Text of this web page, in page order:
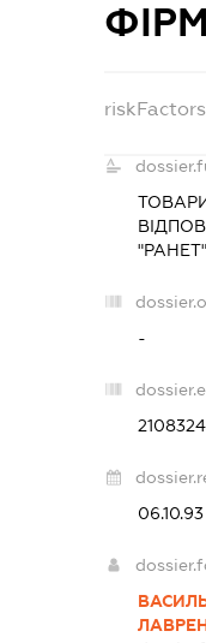
"РАНЕТ"
-
06.10.93